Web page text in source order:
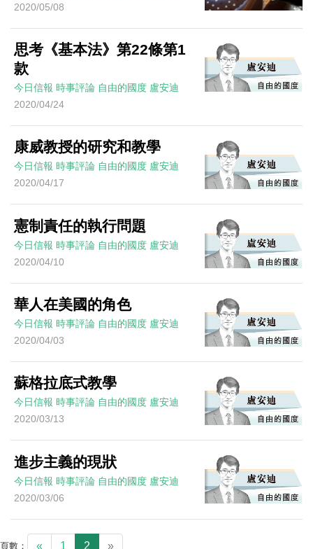
2020/05/08
思考《基本法》第22條第1
款
今日信報 時事評論 自由的國度 盧安迪
2020/04/24
康威教授的研究和教學
今日信報 時事評論 自由的國度 盧安迪
2020/04/17
憲制責任的執行問題
今日信報 時事評論 自由的國度 盧安迪
2020/04/10
華人在美國的角色
今日信報 時事評論 自由的國度 盧安迪
2020/04/03
蘇格拉底式教學
今日信報 時事評論 自由的國度 盧安迪
2020/03/13
進步主義的現狀
今日信報 時事評論 自由的國度 盧安迪
2020/03/06
頁數： « 1 2 »